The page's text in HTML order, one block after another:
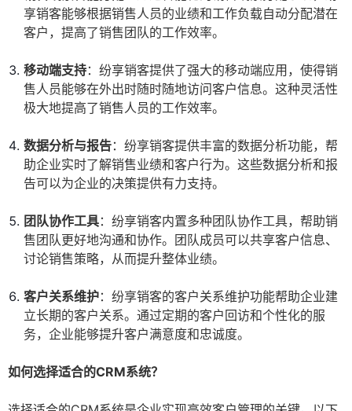
享销客能够根据销售人员的业绩和工作负载自动分配潜在
客户，提高了销售团队的工作效率。
移动端支持：纷享销客提供了强大的移动端应用，使得销
售人员能够在外出时随时随地访问客户信息。这种灵活性
极大地提高了销售人员的工作效率。
数据分析与报告：纷享销客提供丰富的数据分析功能，帮
助企业实时了解销售业绩和客户行为。这些数据分析和报
告可以为企业的决策提供有力支持。
团队协作工具：纷享销客内置多种团队协作工具，帮助销
售团队更好地沟通和协作。团队成员可以共享客户信息、
讨论销售策略，从而提升整体业绩。
客户关系维护：纷享销客的客户关系维护功能帮助企业建
立长期的客户关系。通过定期的客户回访和个性化的服
务，企业能够提升客户满意度和忠诚度。
如何选择适合的CRM系统？